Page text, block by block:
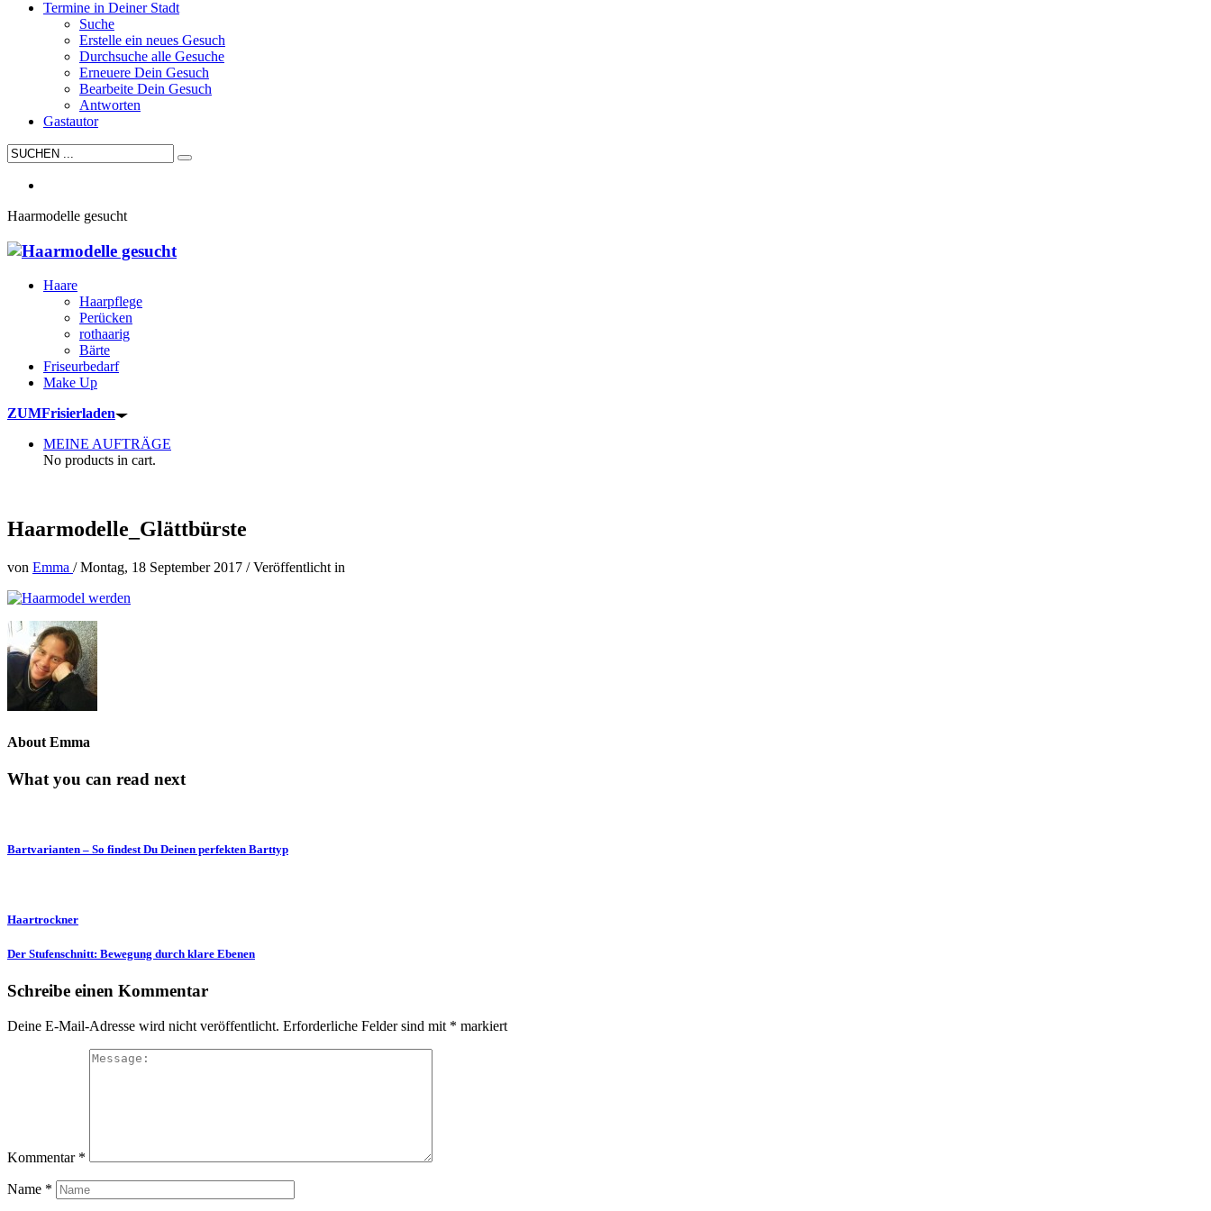
Termine in Deiner Stadt
Suche
Erstelle ein neues Gesuch
Durchsuche alle Gesuche
Erneuere Dein Gesuch
Bearbeite Dein Gesuch
Antworten
Gastautor
Haarmodelle gesucht
Haare
Haarpflege
Perücken
rothaarig
Bärte
Friseurbedarf
Make Up
ZUMFrisierladen
MEINE AUFTRÄGE
No products in cart.
Haarmodelle_Glättbürste
von Emma /Montag, 18 September 2017 /Veröffentlicht in
About Emma
What you can read next
Bartvarianten – So findest Du Deinen perfekten Barttyp
Haartrockner
Der Stufenschnitt: Bewegung durch klare Ebenen
Schreibe einen Kommentar
Deine E-Mail-Adresse wird nicht veröffentlicht. Erforderliche Felder sind mit * markiert
Kommentar *
Name *